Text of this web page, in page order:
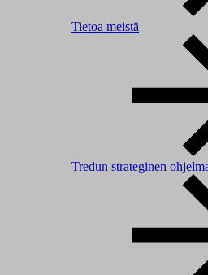
Tietoa meistä
Tredun strateginen